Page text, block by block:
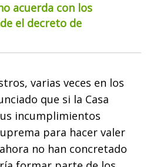
acuerda con los
el decreto de
varias veces en los
que si la Casa
incumplimientos
para hacer valer
no han concretado